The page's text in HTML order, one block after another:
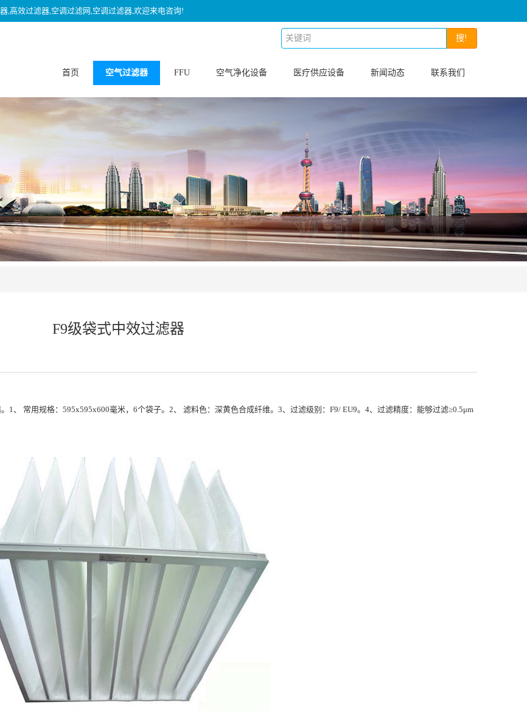
,高效过滤器,空调过滤网,空调过滤器,欢迎来电咨询!
搜!
首页 空气过滤器 FFU 空气净化设备 医疗供应设备 新闻动态 联系我们
F9级袋式中效过滤器
。1、 常用规格：595x595x600毫米，6个袋子。2、 滤料色：深黄色合成纤维。3、过滤级别：F9/ EU9。4、过滤精度：能够过滤≥0.5μm